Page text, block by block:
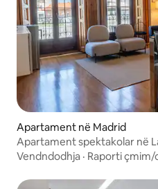
Apartament në Madrid
Apartament spektakolar në
Vendndodhja · Raporti çmim/